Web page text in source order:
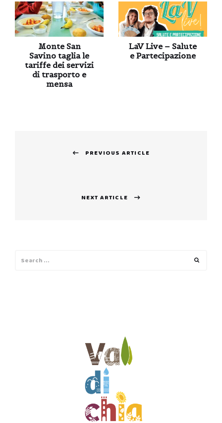
Monte San
Savino taglia le
tariffe dei servizi
di trasporto e
mensa
LaV Live – Salute
e Partecipazione
PREVIOUS ARTICLE
NEXT ARTICLE
for: